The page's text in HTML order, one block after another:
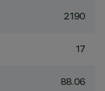
2190
17
88.06